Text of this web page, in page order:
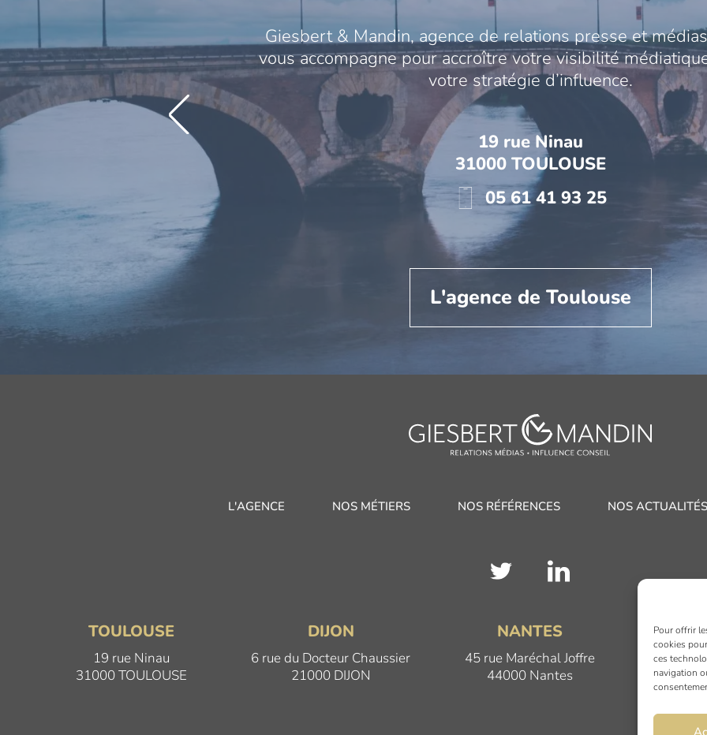
Pour offrir
cookies
ces
navigation
Giesbert & Mandin, agence de relations presse et
vous accompagne pour accroître votre visibilité
votre stratégie d’influence.
19 rue Ninau
31000 TOULOUSE
05 61 41 93 25
L'agence de Toulouse
L'AGENCE NOS MÉTIERS NOS RÉFÉRENCES NOS
TOULOUSE
19 rue Ninau
31000 TOULOUSE
DIJON
6 rue du Docteur Chaussier
21000 DIJON
NANTES
45 rue Maréchal Joffre
44000 Nantes
17